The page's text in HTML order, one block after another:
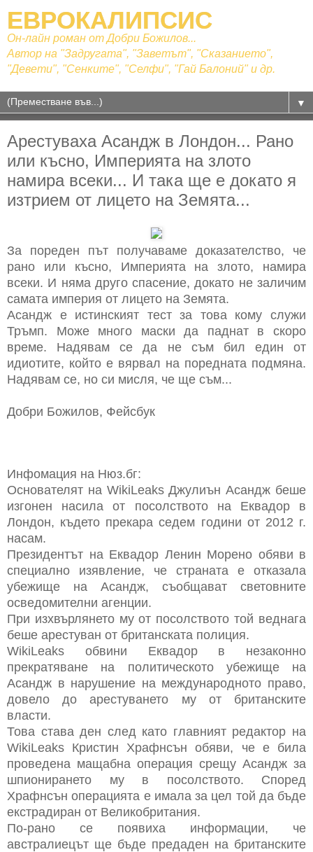
ЕВРОКАЛИПСИС
Он-лайн роман от Добри Божилов...
Автор на "Задругата", "Заветът", "Сказанието",
"Девети", "Сенките", "Селфи", "Гай Балоний" и др.
▼
Арестуваха Асандж в Лондон... Рано
или късно, Империята на злото
намира всеки... И така ще е докато я
изтрием от лицето на Земята...
За пореден път получаваме доказателство, че
рано или късно, Империята на злото, намира
всеки. И няма друго спасение, докато не заличим
самата империя от лицето на Земята.
Асандж е истинският тест за това кому служи
Тръмп. Може много маски да паднат в скоро
време. Надявам се да не съм бил един от
идиотите, който е вярвал на поредната подмяна.
Надявам се, но си мисля, че ще съм...
Добри Божилов, Фейсбук
Инфомация на Нюз.бг:
Основателят на WikiLeaks Джулиън Асандж беше
изгонен насила от посолството на Еквадор в
Лондон, където прекара седем години от 2012 г.
насам.
Президентът на Еквадор Ленин Морено обяви в
специално изявление, че страната е отказала
убежище на Асандж, съобщават световните
осведомителни агенции.
При изхвърлянето му от посолството той веднага
беше арестуван от британската полиция.
WikiLeaks обвини Еквадор в незаконно
прекратяване на политическото убежище на
Асандж в нарушение на международното право,
довело до арестуването му от британските
власти.
Това става ден след като главният редактор на
WikiLeaks Кристин Храфнсън обяви, че е била
проведена мащабна операция срещу Асандж за
шпионирането му в посолството. Според
Храфнсън операцията е имала за цел той да бъде
екстрадиран от Великобритания.
По-рано се появиха информации, че
австралиецът ще бъде предаден на британските